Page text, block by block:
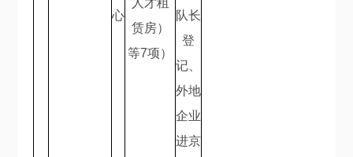
心
人才租
赁房）
等7项）
队长
登
记、
外地
企业
进京